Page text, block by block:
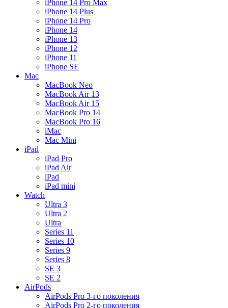
iPhone 14 Pro Max
iPhone 14 Plus
iPhone 14 Pro
iPhone 14
iPhone 13
iPhone 12
iPhone 11
iPhone SE
Mac
MacBook Neo
MacBook Air 13
MacBook Air 15
MacBook Pro 14
MacBook Pro 16
iMac
Mac Mini
iPad
iPad Pro
iPad Air
iPad
iPad mini
Watch
Ultra 3
Ultra 2
Ultra
Series 11
Series 10
Series 9
Series 8
SE 3
SE 2
AirPods
AirPods Pro 3-го поколения
AirPods Pro 2-го поколения